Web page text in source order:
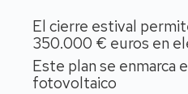
El cierre estival
350.000 € euros en
Este plan se enmarca
fotovoltaico